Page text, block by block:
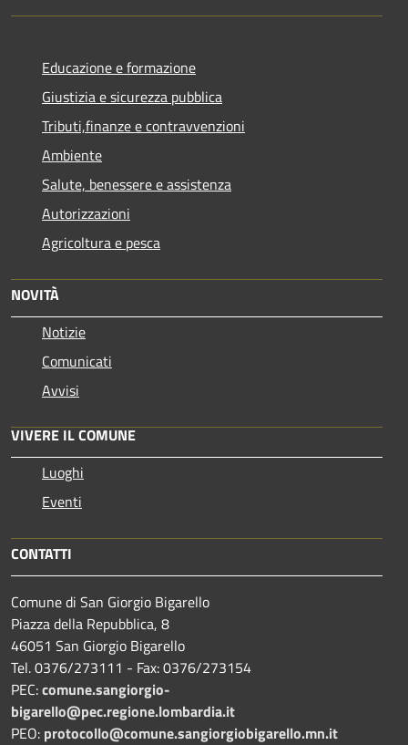
Educazione e formazione
Giustizia e sicurezza pubblica
Tributi,finanze e contravvenzioni
Ambiente
Salute, benessere e assistenza
Autorizzazioni
Agricoltura e pesca
NOVITÀ
Notizie
Comunicati
Avvisi
VIVERE IL COMUNE
Luoghi
Eventi
CONTATTI
Comune di San Giorgio Bigarello
Piazza della Repubblica, 8
46051 San Giorgio Bigarello
Tel. 0376/273111 - Fax: 0376/273154
PEC:comune.sangiorgio-
bigarello@pec.regione.lombardia.it
PEO: protocollo@comune.sangiorgiobigarello.mn.it